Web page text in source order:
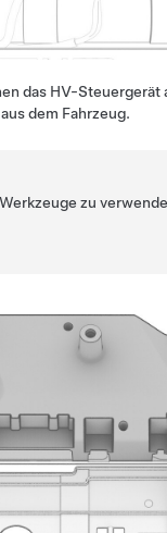
das HV-
dem Fahrzeug.
zu